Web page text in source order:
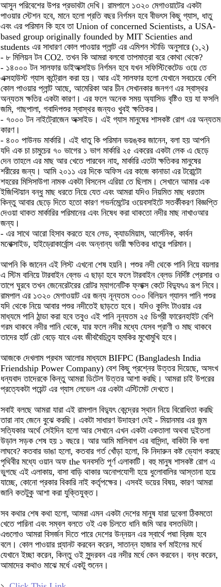
আসুন পরিবেশের উপর প্রভাবটা দেখি। রামপালে ১৩২০ মেগাওয়াটের একটা
পাওয়ার স্টেশন হবে, মানে হলো প্রতি বছর নির্গমন হবে বীভৎস কিছু গ্যাস, ধাতু
এবং এর পরিমান কি হবে তা Union of concerned Scientists, a USA-
based group originally founded by MIT Scienties and
students এর সাধারণ কোল পাওয়ার প্লান্ট এর এমিশন স্টাডি অনুসারে (১,২)
- ৮ মিলিয়ন টন CO2. তখন কি আমরা বলবো তাপমাত্রা বরে কোথা থেকে?
- ১৪০০০ টন সালফার ডাইঅক্সাইড নির্গমন হবে যখন সফিস্টিকেটেড ওয়ে তে
এক্সহাউস্ট গ্যাস কন্ট্রোল করা হয়। আর এই সালফার হলো যেখানে সবচেয়ে বেশি
কোল পাওয়ার প্লান্ট আছে, আমেরিকা আর চীন সেখানকার জনগণ এর স্বাস্থর
অন্যতম ক্ষতির একটা কারণ। এর ফলে অনেক সময় অ্যাসিড বৃষ্টিও হয় যা ফসলি
জমি, গাছপালা, গবাদিপশুর স্বাস্থর জন্যও খুবই ক্ষতিকর।
- ৭০০০ টন নাইট্রোজেন অক্সাইড। এই গ্যাস মানুষের শাসকষ্ট রোগ এর অন্যতম
কারণ।
- ৪০০ পাউনড মার্কারি। এই ধাতু কি পরিমান ভয়ঙ্কর জানেন, বলা হয় আপনি
যদি এক চা চামুচের ৭০ ভাগের ১ ভাগ মার্কারি ২৫ একরের একটা লেক এ ছেড়ে
দেন তাহলে এর মাছ আর খেতে পারবেন নাহ, মার্কারি এতটা ক্ষতিকর মানুষের
শরীরের জন্য। আমি ২০১১ এর দিকে অফিস এর কাজে কানাডা এর টরোন্টো
শহরের মিসিসাউগা নামক একটা বিসনেস এরিয়া তে ছিলাম। সেখানে আমার এক
ইজিপ্টিয়ান বন্ধু মাছ ধরতে নিয়ে যেত এবং আমরা যদিও নিয়মিত মাছ ধরতাম
কিন্তু আবার ছেড়ে দিতে হতো কারণ গভর্নমেন্টের ওয়েবসাইটে সতর্কীকরণ বিজ্ঞপ্তি
দেওয়া থাকত মার্কারির পরিমানের এবং নিষেধ করা থাকতো নদীর মাছ নাখাওআর
জন্য।
- এর সাথে আরো হিসাব করতে হবে লেড, ক্যাডমিয়াম, আর্সেনিক, কার্বন
মনোক্সাইড, হাইড্রোকার্বোন্স এবং অন্নান্য ভারী ক্ষতিকর ধাতুর পরিমান।
আপনি কি জানেন এই লিস্ট এখনো শেষ হয়নি। পশুর নদী থেকে পানি নিয়ে বয়লার
এ স্টিম বানিয়ে টারবাইন ব্লেড এ ছাড়া হবে ফলে টারবাইন ব্লেড নিৰ্দিষ্ট প্রেসার ও
তাপে ঘুরবে তখন জেনেরেটরের রোটর ম্যাগনেটিক ফ্লাক্স কেটে বিদ্যুৎএ রূপ নিবে।
রামপাল এর ১৩২০ মেগাওয়াট এর জন্য নূন্যতম ৩০০ বিলিয়ন গ্যালন পানি পশুর
যদি থেকে নিয়ে আবার পশুর নদীতেই ছাড়তে হবে। যদিও কুলিং টাওয়ার এর
মাধ্যমে পানি ঠান্ডা করা হবে তবুও এই পানি নূন্যতম ২৫ ডিগ্রী ফারেনহাইট বেশি
গরম থাকবে নদীর পানি থেকে, যার ফলে নদীর মধ্যে যেসব প্রাণী ও মাছ থাকবে
তাদের হার্ট রেট বেড়ে যাবে এবং জীববৈচিত্র্য হুমকির মুখোমুখি হবে।
আজকে দেখলাম প্রথম আলোর মাধ্যমে BIFPC (Bangladesh India
Friendship Power Company) বেশ কিছু প্রশ্নের উত্তর দিয়েছে, অসংখ
ধন্যবাদ তাদেরকে কিন্তু আমরা ডিটেল উত্তর আশা করছি। আমরা চাই উপরের
প্রত্যেকটা পয়েন্ট এর গ্যাস লেভেল এর একটা এস্টিমেট দেখতে।
সবাই বলছে আমরা যারা এই রামপাল বিদ্যুৎ কেন্দ্রের স্থান নিয়ে বিরোধিতা করছি
তারা নাহ জেনে বুঝে করছি। একটা সাধারণ উদাহরণ দেই - মিয়ানমার এর জন্ম
সত্যিকার অর্থে সেইদিন হলো আর সেখানে এখন একটা একতালা অথবা দুইতলা
উড়াল সড়ক শেষ হয় ১ বছরে। আর আমি মালিবাগ এর বাসিন্দা, বাকিটা কি বলা
লাঘবে? কতবার ভাঙা হলো, কতবার গর্ত খোঁড়া হলো, কি নিদারুন কষ্ট ভ্যোগ করছে
পৃথিবীর মধ্যে ওয়ান অফ the ঘনবসতি পূর্ণ এলাকাটি। বহু মানুষ শাসকষ্ট রোগ এ
ভুগছে এই এলাকায়, বাসা বাড়ি থাকার অনোপযোগী হয়ে ধুলোবালির আস্তানা হয়ে
যাচ্ছে, কোনো প্রকার বিকারি নাই কর্তৃপক্ষের। এসবই ভয়ের বিষয়, কারণ আমরা
জানি কতটুকু আশা করা যুক্তিযুক্ত।
সব কথার শেষ কথা হলো, আমরা এমন একটা দেশের মানুষ যারা দুবেলা ঠিকমতো
খেতে পারিনা এবং সম্বল বলতে ওই এক চিলতে ধানি জমি আর বসতভিটা।
এগুলোও আমরা বিসর্জন দিতে পারে দেশের উন্নয়ন এর স্বার্থে পদ্মা ব্রিজ হবে
বলে। কোল পাওয়ার প্ল্যানট করবেন করেন, সাতান্ন হাজার বর্গ মাইলের মর্ধে
যেখানে ইচ্ছা করেন, কিন্তু ওই সুন্দরবন এর নদীর মর্ধে কেন করবেন। বন্ধ করেন,
আমাদের কথাও মাঝে মর্ধে একটু শুনেন।